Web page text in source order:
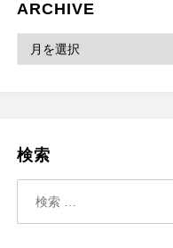
ARCHIVE
Archive
検索